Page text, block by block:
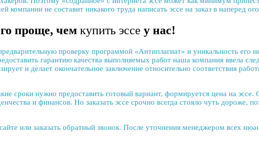
компании не составит никакого труда написать эссе на заказ в наперед
проще, чем купить эссе у нас!
проверку программой «Антиплагиат» и уникальность его
гарантию качества выполняемых работ наша компания ввела
и делает окончательное заключение относительно соответствия
нужно предоставить готовый вариант, формируется цена на эссе.
и финансов. Но заказать эссе срочно всегда стояло чуть дороже,
или заказать обратный звонок. После уточнения менеджером всех